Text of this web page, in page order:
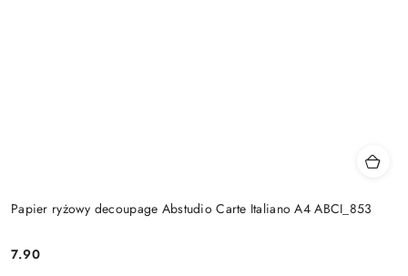
Papier ryżowy decoupage Abstudio Carte Italiano A4 ABCI_853
Cena:
7.90